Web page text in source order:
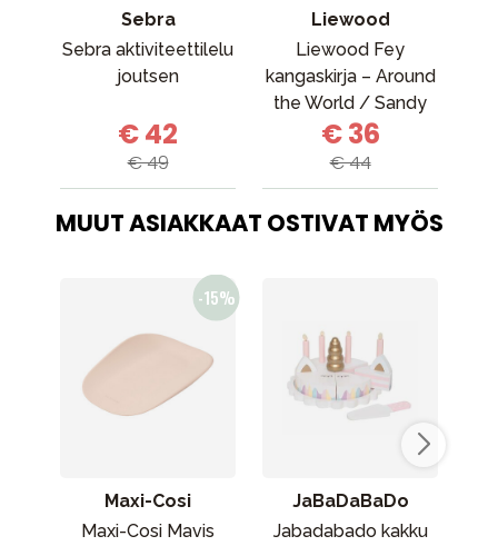
Sebra
Sebra aktiviteettilelu
joutsen
€ 42
€ 49
Liewood
Liewood Fey
kangaskirja – Around
the World / Sandy
€ 36
€ 44
MUUT ASIAKKAAT OSTIVAT MYÖS
Maxi-Cosi
Maxi-Cosi Mavis
JaBaDaBaDo
Jabadabado kakku